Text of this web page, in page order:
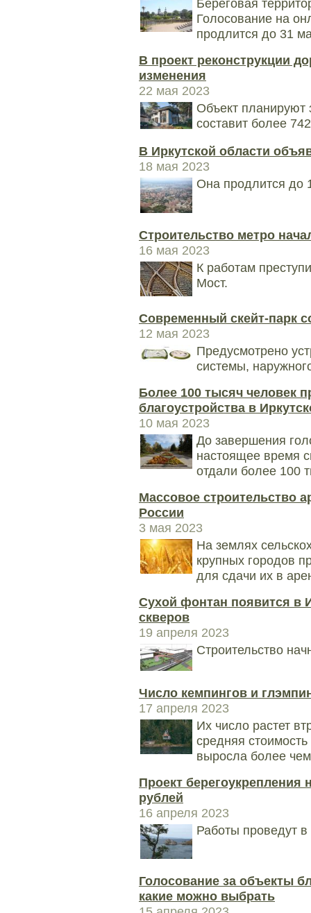
Голосование на
продлится до 31
В проект реконструкции
изменения
22 мая 2023
Объект планируют
составит более
В Иркутской области
18 мая 2023
Она продлится до
Строительство метро
16 мая 2023
К работам
Мост.
Современный скейт-парк
12 мая 2023
Предусмотрено
системы,
Более 100 тысяч человек
благоустройства в
10 мая 2023
До завершения
настоящее время
отдали более 100
Массовое строительство
России
3 мая 2023
На землях
крупных городов
для сдачи их в
Сухой фонтан появится в
скверов
19 апреля 2023
Строительство
Число кемпингов и
17 апреля 2023
Их число растет
средняя
выросла более
Проект берегоукрепления
рублей
16 апреля 2023
Работы проведут в
Голосование за объекты
какие можно выбрать